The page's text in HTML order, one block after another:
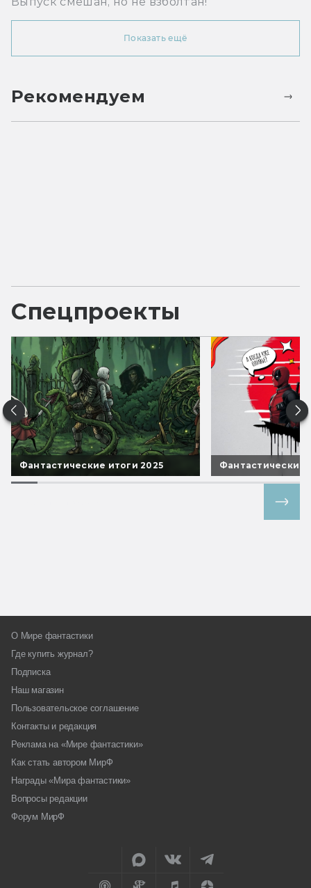
Показать ещё
Рекомендуем
Спецпроекты
Фантастические итоги 2025 Фантастические
О Мире фантастики
Где купить журнал?
Подписка
Наш магазин
Пользовательское соглашение
Контакты и редакция
Реклама на «Мире фантастики»
Как стать автором МирФ
Награды «Мира фантастики»
Вопросы редакции
Форум МирФ